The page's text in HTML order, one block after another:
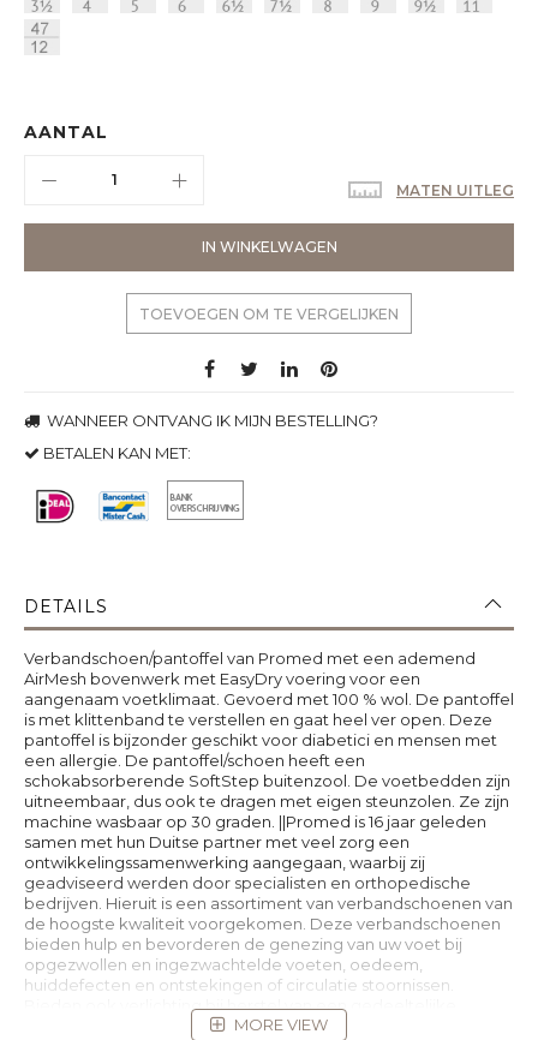
AANTAL
IN WINKELWAGEN
MATEN UITLEG
TOEVOEGEN OM TE VERGELIJKEN
WANNEER ONTVANG IK MIJN BESTELLING?
BETALEN KAN MET:
DETAILS
Verbandschoen/pantoffel van Promed met een ademend
AirMesh bovenwerk met EasyDry voering voor een
aangenaam voetklimaat. Gevoerd met 100 % wol. De pantoffel
is met klittenband te verstellen en gaat heel ver open. Deze
pantoffel is bijzonder geschikt voor diabetici en mensen met
een allergie. De pantoffel/schoen heeft een
schokabsorberende SoftStep buitenzool. De voetbedden zijn
uitneembaar, dus ook te dragen met eigen steunzolen. Ze zijn
machine wasbaar op 30 graden. ||Promed is 16 jaar geleden
samen met hun Duitse partner met veel zorg een
ontwikkelingssamenwerking aangegaan, waarbij zij
geadviseerd werden door specialisten en orthopedische
bedrijven. Hieruit is een assortiment van verbandschoenen van
de hoogste kwaliteit voorgekomen. Deze verbandschoenen
bieden hulp en bevorderen de genezing van uw voet bij
opgezwollen en ingezwachtelde voeten, oedeem,
huiddefecten en ontstekingen of circulatie stoornissen.
Bieden ook verlichting bij herstel van een gedeeltelijke
amputatie, trauma of een operatieve ingreep aan uw voet.
MORE VIEW